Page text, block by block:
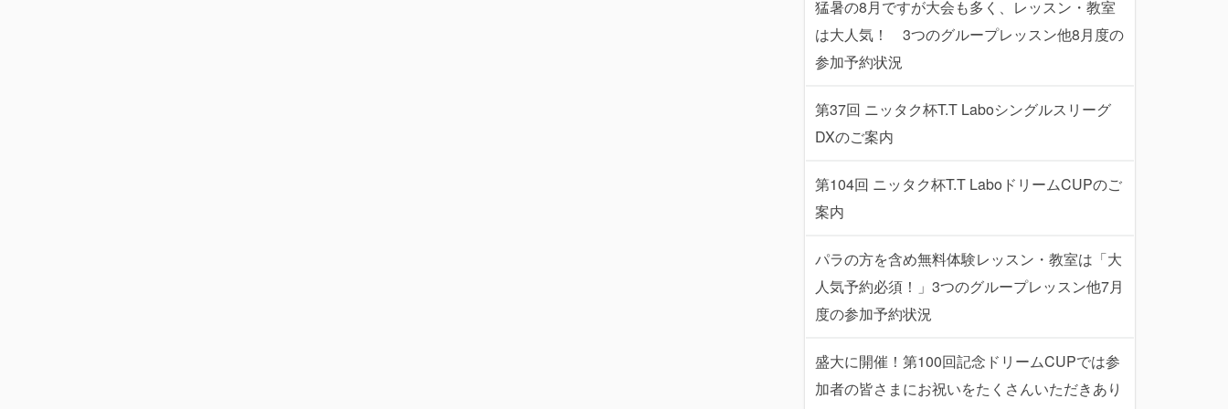
猛暑の8月ですが大会も多く、レッスン・教室
は大人気！ 3つのグループレッスン他8月度の
参加予約状況
第37回 ニッタク杯T.T Laboシングルスリーグ
DXのご案内
第104回 ニッタク杯T.T LaboドリームCUPのご
案内
パラの方を含め無料体験レッスン・教室は「大
人気予約必須！」3つのグループレッスン他7月
度の参加予約状況
盛大に開催！第100回記念ドリームCUPでは参
加者の皆さまにお祝いをたくさんいただきあり